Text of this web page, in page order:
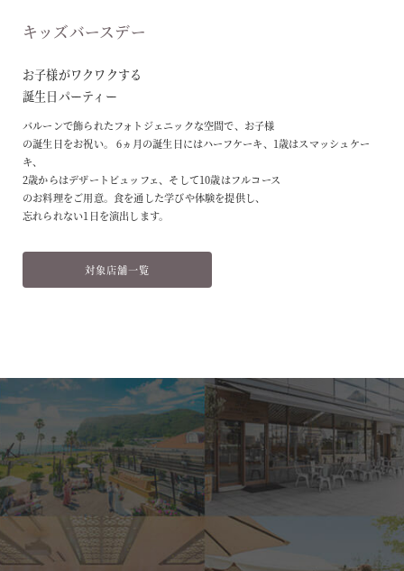
キッズバースデー
お子様がワクワクする
誕生日パーティー
バルーンで飾られたフォトジェニックな空間で、お子様
の誕生日をお祝い。 6ヵ月の誕生日にはハーフケーキ、1歳はスマッシュケー
キ、
2歳からはデザートビュッフェ、そして10歳はフルコース
のお料理をご用意。食を通した学びや体験を提供し、
忘れられない1日を演出します。
対象店舗一覧